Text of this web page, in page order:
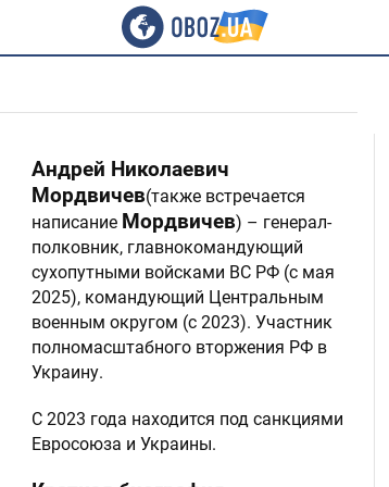
Андрей Николаевич
Мордвичев(также встречается
написание Мордвичев) – генерал-
полковник, главнокомандующий
сухопутными войсками ВС РФ (с мая
2025), командующий Центральным
военным округом (с 2023). Участник
полномасштабного вторжения РФ в
Украину.
С 2023 года находится под санкциями
Евросоюза и Украины.